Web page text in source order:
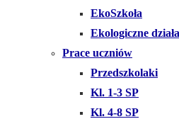
EkoSzkoła
Ekologiczne
Prace uczniów
Przedszkolaki
Kl. 1-3 SP
Kl. 4-8 SP